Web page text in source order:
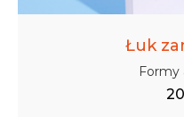
Łuk
Formy